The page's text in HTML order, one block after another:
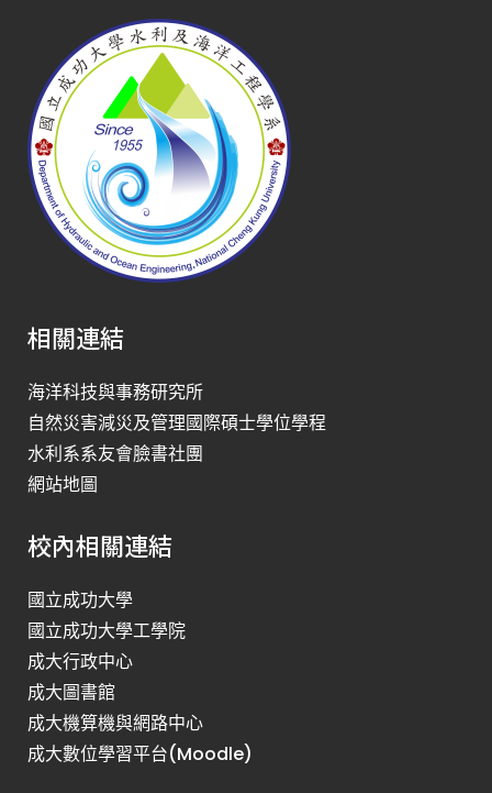
相關連結
海洋科技與事務研究所
自然災害減災及管理國際碩士學位學程
水利系系友會臉書社團
網站地圖
校內相關連結
國立成功大學
國立成功大學工學院
成大行政中心
成大圖書館
成大機算機與網路中心
成大數位學習平台(Moodle)